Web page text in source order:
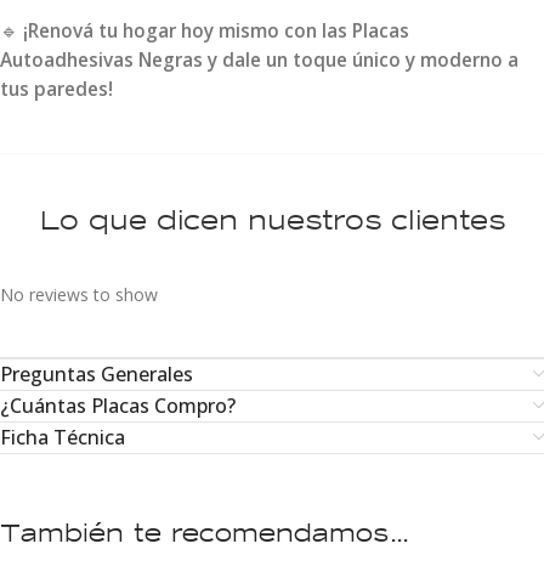
🔹 ¡Renová tu hogar hoy mismo con las Placas
Autoadhesivas Negras y dale un toque único y moderno a
tus paredes!
Lo que dicen nuestros clientes
No reviews to show
Preguntas Generales
¿Cuántas Placas Compro?
Ficha Técnica
También te recomendamos…